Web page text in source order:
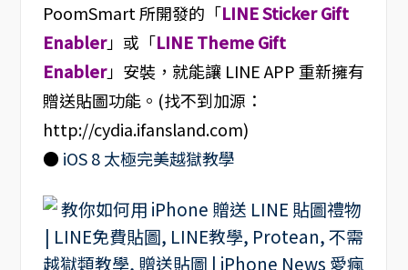
PoomSmart 所開發的「LINE Sticker Gift
Enabler」或「LINE Theme Gift
Enabler」安裝，就能讓 LINE APP 重新擁有
贈送貼圖功能。(找不到加源：
http://cydia.ifansland.com)
● iOS 8 太極完美越獄教學